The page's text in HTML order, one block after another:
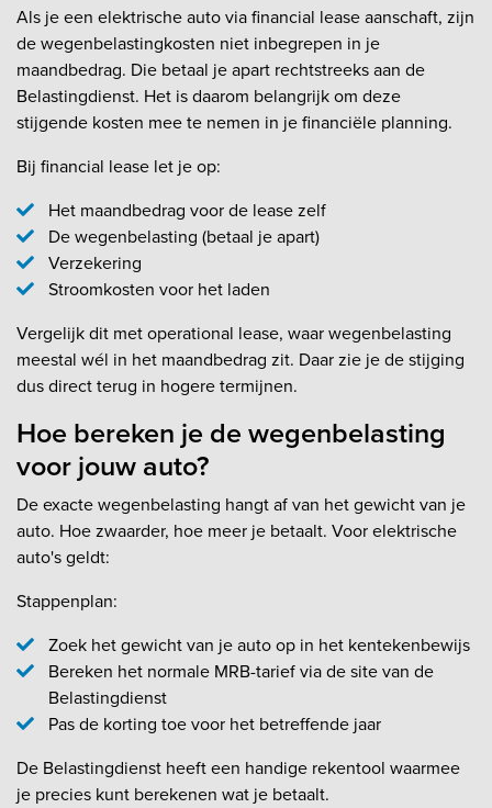
Als je een elektrische auto via financial lease aanschaft, zijn
de wegenbelastingkosten niet inbegrepen in je
maandbedrag. Die betaal je apart rechtstreeks aan de
Belastingdienst. Het is daarom belangrijk om deze
stijgende kosten mee te nemen in je financiële planning.
Bij financial lease let je op:
Het maandbedrag voor de lease zelf
De wegenbelasting (betaal je apart)
Verzekering
Stroomkosten voor het laden
Vergelijk dit met operational lease, waar wegenbelasting
meestal wél in het maandbedrag zit. Daar zie je de stijging
dus direct terug in hogere termijnen.
Hoe bereken je de wegenbelasting
voor jouw auto?
De exacte wegenbelasting hangt af van het gewicht van je
auto. Hoe zwaarder, hoe meer je betaalt. Voor elektrische
auto's geldt:
Stappenplan:
Zoek het gewicht van je auto op in het kentekenbewijs
Bereken het normale MRB-tarief via de site van de
Belastingdienst
Pas de korting toe voor het betreffende jaar
De Belastingdienst heeft een handige rekentool waarmee
je precies kunt berekenen wat je betaalt.